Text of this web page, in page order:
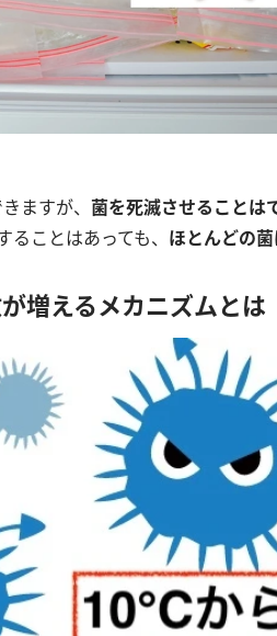
ますが、 菌を死滅させることは
ことはあっても、 ほとんどの菌
増えるメカニズムとは